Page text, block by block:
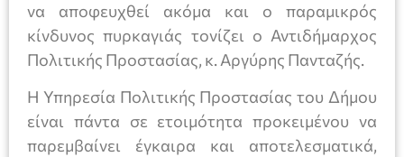
να αποφευχθεί ακόμα και ο παραμικρός
κίνδυνος πυρκαγιάς τονίζει ο Αντιδήμαρχος
Πολιτικής Προστασίας, κ. Αργύρης Πανταζής.
Η Υπηρεσία Πολιτικής Προστασίας του Δήμου
είναι πάντα σε ετοιμότητα προκειμένου να
παρεμβαίνει έγκαιρα και αποτελεσματικά,